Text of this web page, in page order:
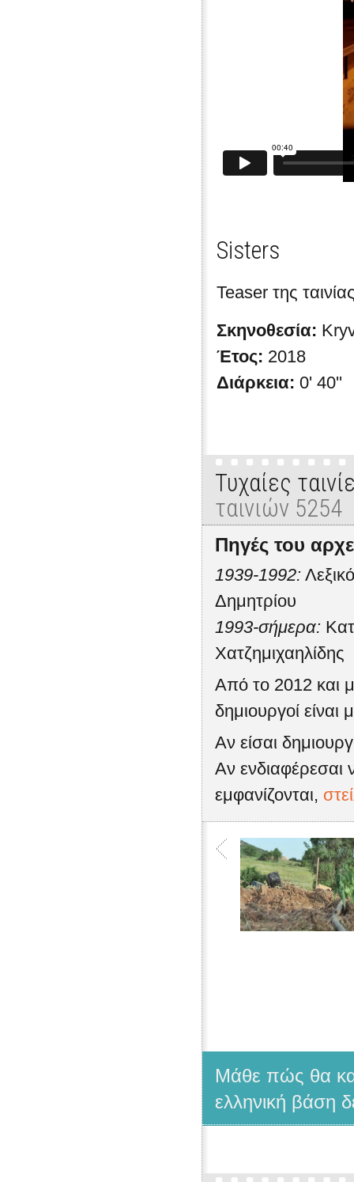
Sisters
Teaser της
Σκηνοθεσία:
Έτος: 2018
Διάρκεια: 0' 40''
Τυχαίες
ταινιών 5254
Πηγές του
1939-1992:
Δημητρίου
1993-σήμερα:
Χατζημιχαηλίδης
Από το 2012 και
δημιουργοί
Αν είσαι
Αν ενδιαφέρεσαι
εμφανίζονται,
Μάθε πώς θα
ελληνική βάση